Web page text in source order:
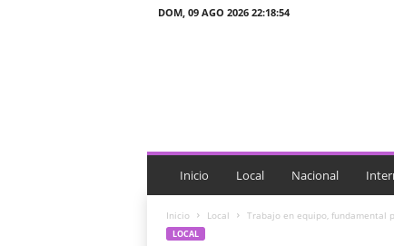
DOM, 09 AGO 2026 22:18:54
c
a
Inicio Local Nacional
Inicio Local Trabajo en equipo, fundamental
LOCAL